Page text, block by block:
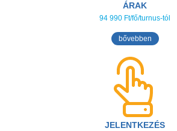
ÁRAK
94 990 Ft/fő/turnus-tól
bővebben
JELENTKEZÉS